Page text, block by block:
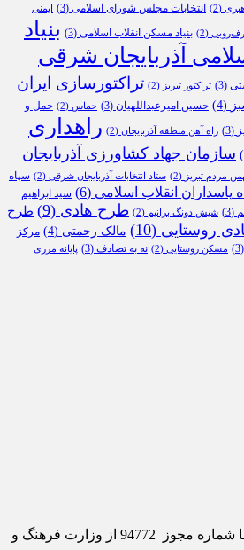
(2) انتخابات مجلس شورای اسلامی (3) ایمنی
(2) بنیاد مسکن انقلاب اسلامی (3)
بنیاد
آذربایجان شرقی
(3) تراکتور تبریز (2)
تراکتورسازی ایران
(4) حسین امیرعبداللهیان (3) حماس (2)
حمل و
(3) راه آهن منطقه آذربایجان (2)
راهداری
سازمان جهاد کشاورزی آذربایجان
(2) ستاد انتخابات آذربایجان شرقی (2)
سپاه
پاسداران انقلاب اسلامی (6)
سید ابراهیم
(3) شیش دونگ برانیم (2) طرح هادی (9)
طرح
روستایی (10) مالک رحمتی (4)
مرکز
(3) مسکن روستایی (2) نه به تصادف (3)
پایانه مرزی
پایگاه خبری پیشتاب نیوز با شماره مجوز 94772 از وزارت فرهنگ و